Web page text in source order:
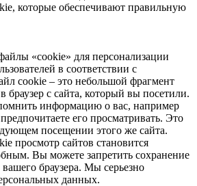
которые обеспечивают правильную
«cookie» для персонализации
в соответствии с
cookie – это небольшой фрагмент
браузер с сайта, который вы посетили.
информацию о вас, например
его просматривать. Это
посещении этого же сайта.
просмотр сайтов становится
Вы можете запретить сохранение
браузера. Мы серьезно
данных.